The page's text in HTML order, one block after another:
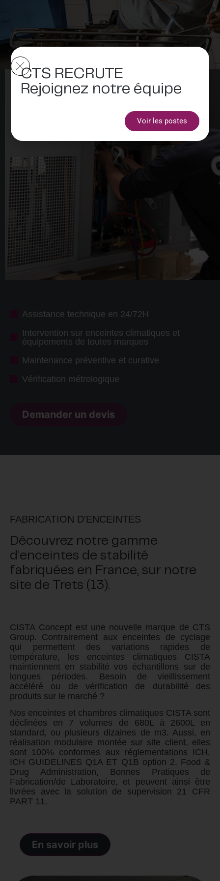
Assistance technique en 24/72H
Intervention sur enceintes climatiques et
équipements de toutes marques
Maintenance préventive et curative
Vérification métrologique
Demander un devis
FABRICATION D'ENCEINTES
Découvrez notre gamme
d’enceintes de stabilité
fabriquées en France, sur notre
site de Trets (13).
CISTA Concept est une nouvelle marque de CTS
Group. Contrairement aux enceintes de cyclage
qui permettent des variations rapides de
température, les enceintes climatiques CISTA
maintiennent en stabilité vos échantillons sur de
longues périodes. Besoin de vieillissement
accéléré ou de vérification de durabilité des
produits sur le marché ?
Nos enceintes et chambres climatiques CISTA sont
déclinées en 7 volumes de 680L à 2600L en
standard, ou plusieurs dizaines de m3. Aussi, en
réalisation modulaire montée sur site client, elles
sont 100% conformes aux réglementations ICH,
ICH GUIDELINES Q1A ET Q1B option 2, Food &
Drug Administration, Bonnes Pratiques de
Fabrication/de Laboratoire, et peuvent ainsi être
livrées avec la solution de supervision 21 CFR
PART 11.
En savoir plus
CTS RECRUTE
Rejoignez notre équipe
Voir les postes